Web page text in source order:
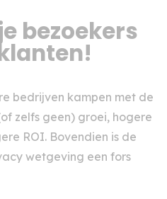
bezoekers
bedrijven kampen met de
zelfs geen) groei, hogere
ROI. Bovendien is de
wetgeving een fors